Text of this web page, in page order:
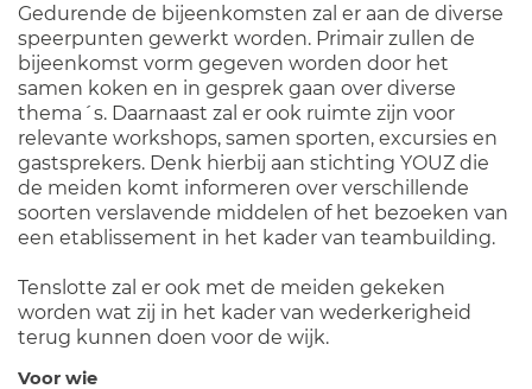
Gedurende de bijeenkomsten zal er aan de diverse
speerpunten gewerkt worden. Primair zullen de
bijeenkomst vorm gegeven worden door het
samen koken en in gesprek gaan over diverse
thema´s. Daarnaast zal er ook ruimte zijn voor
relevante workshops, samen sporten, excursies en
gastsprekers. Denk hierbij aan stichting YOUZ die
de meiden komt informeren over verschillende
soorten verslavende middelen of het bezoeken van
een etablissement in het kader van teambuilding.
Tenslotte zal er ook met de meiden gekeken
worden wat zij in het kader van wederkerigheid
terug kunnen doen voor de wijk.
Voor wie